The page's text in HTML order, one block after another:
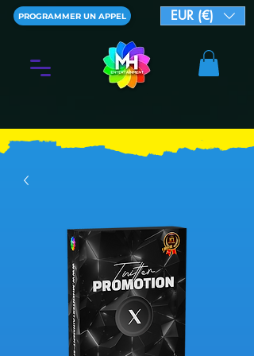
PROGRAMMER UN APPEL EUR (€)